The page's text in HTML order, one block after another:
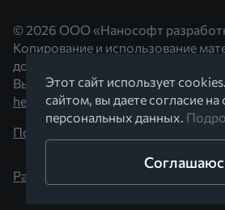
© 2026 ООО «Нанософт
Копирование и использование
допускается с согласия
Вы можете обратиться к нам по
hello@nanocad.ru
Политика конфиденциальности
Разработано в Braind
Этот сайт использует
сайтом, вы даете согласие
персональных данных.